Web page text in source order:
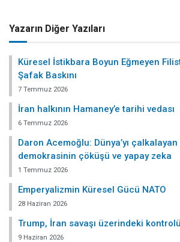
Yazarın Diğer Yazıları
Küresel İstikbara Boyun Eğmeyen
Şafak Baskını
7 Temmuz 2026
İran halkının Hamaney’e tarihi vedası
6 Temmuz 2026
Daron Acemoğlu: Dünya’yı
demokrasinin çöküşü ve yapay zeka
1 Temmuz 2026
Emperyalizmin Küresel Gücü NATO
28 Haziran 2026
Trump, İran savaşı üzerindeki
9 Haziran 2026